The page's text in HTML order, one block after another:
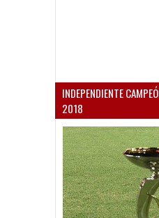
INDEPENDIENTE
2018